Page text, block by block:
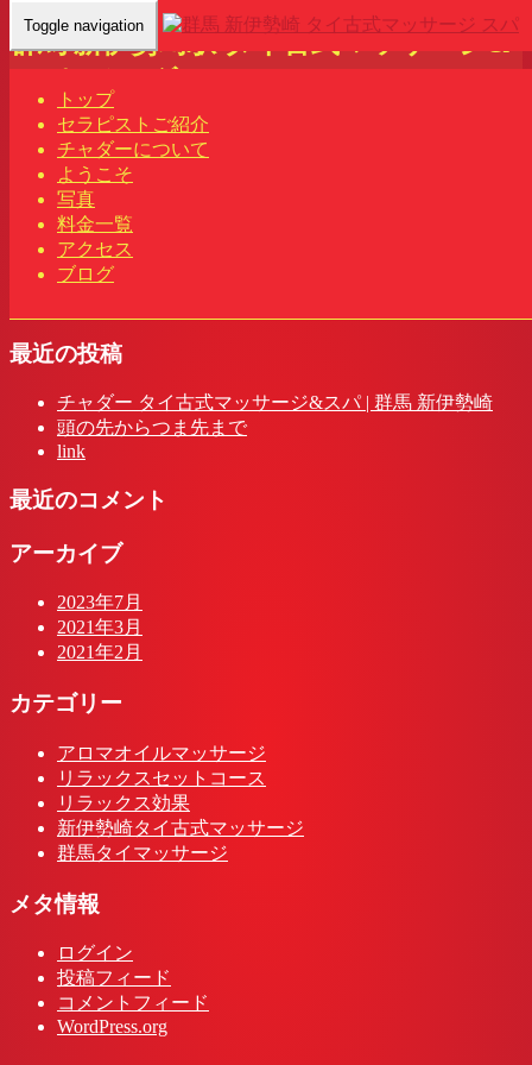
Toggle navigation
トップ
セラピストご紹介
チャダーについて
ようこそ
写真
料金一覧
アクセス
ブログ
群馬 新伊勢崎駅 タイ古式マッサージ&
Home --群馬 …
群馬 新伊勢崎駅 タイ古式マッサージ&スパ | チャダー
最近の投稿
チャダー タイ古式マッサージ&スパ | 群馬 新伊勢崎
頭の先からつま先まで
link
最近のコメント
アーカイブ
2023年7月
2021年3月
2021年2月
カテゴリー
アロマオイルマッサージ
リラックスセットコース
リラックス効果
新伊勢崎タイ古式マッサージ
群馬タイマッサージ
メタ情報
ログイン
投稿フィード
コメントフィード
WordPress.org